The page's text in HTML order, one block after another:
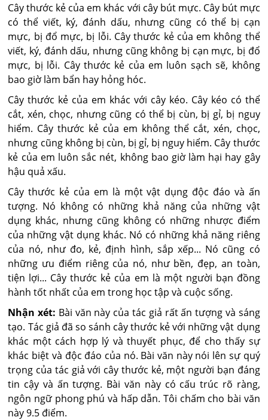
Cây thước kẻ của em khác với cây bút mực. Cây bút mực
có thể viết, ký, đánh dấu, nhưng cũng có thể bị cạn
mực, bị đổ mực, bị lỗi. Cây thước kẻ của em không thể
viết, ký, đánh dấu, nhưng cũng không bị cạn mực, bị đổ
mực, bị lỗi. Cây thước kẻ của em luôn sạch sẽ, không
bao giờ làm bẩn hay hỏng hóc.
Cây thước kẻ của em khác với cây kéo. Cây kéo có thể
cắt, xén, chọc, nhưng cũng có thể bị cùn, bị gỉ, bị nguy
hiểm. Cây thước kẻ của em không thể cắt, xén, chọc,
nhưng cũng không bị cùn, bị gỉ, bị nguy hiểm. Cây thước
kẻ của em luôn sắc nét, không bao giờ làm hại hay gây
hậu quả xấu.
Cây thước kẻ của em là một vật dụng độc đáo và ấn
tượng. Nó không có những khả năng của những vật
dụng khác, nhưng cũng không có những nhược điểm
của những vật dụng khác. Nó có những khả năng riêng
của nó, như đo, kẻ, định hình, sắp xếp... Nó cũng có
những ưu điểm riêng của nó, như bền, đẹp, an toàn,
tiện lợi... Cây thước kẻ của em là một người bạn đồng
hành tốt nhất của em trong học tập và cuộc sống.
Nhận xét: Bài văn này của tác giả rất ấn tượng và sáng
tạo. Tác giả đã so sánh cây thước kẻ với những vật dụng
khác một cách hợp lý và thuyết phục, để cho thấy sự
khác biệt và độc đáo của nó. Bài văn này nói lên sự quý
trọng của tác giả với cây thước kẻ, một người bạn đáng
tin cậy và ấn tượng. Bài văn này có cấu trúc rõ ràng,
ngôn ngữ phong phú và hấp dẫn. Tôi chấm cho bài văn
này 9.5 điểm.